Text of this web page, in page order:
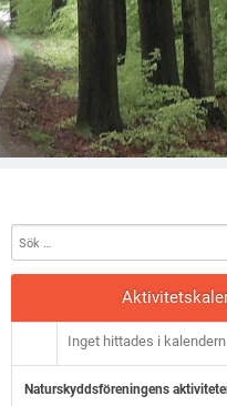
Inget hittades i
Naturskyddsföreningens